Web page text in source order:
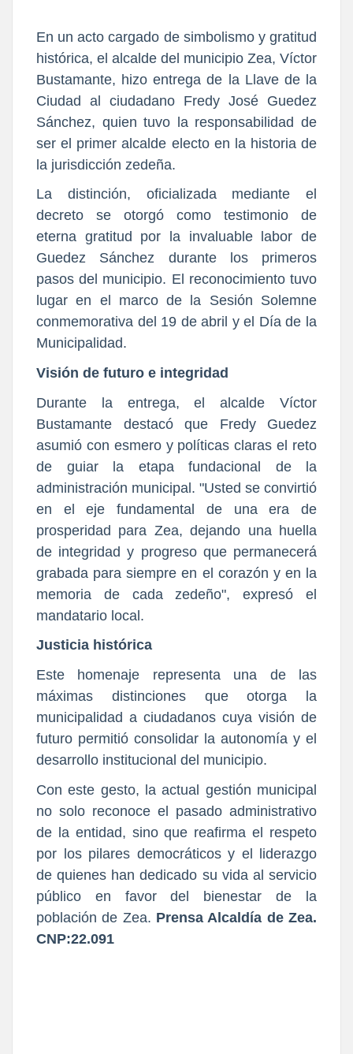
En un acto cargado de simbolismo y gratitud
histórica, el alcalde del municipio Zea, Víctor
Bustamante, hizo entrega de la Llave de la
Ciudad al ciudadano Fredy José Guedez
Sánchez, quien tuvo la responsabilidad de
ser el primer alcalde electo en la historia de
la jurisdicción zedeña.
La distinción, oficializada mediante el
decreto se otorgó como testimonio de
eterna gratitud por la invaluable labor de
Guedez Sánchez durante los primeros
pasos del municipio. El reconocimiento tuvo
lugar en el marco de la Sesión Solemne
conmemorativa del 19 de abril y el Día de la
Municipalidad.
Visión de futuro e integridad
Durante la entrega, el alcalde Víctor
Bustamante destacó que Fredy Guedez
asumió con esmero y políticas claras el reto
de guiar la etapa fundacional de la
administración municipal. "Usted se convirtió
en el eje fundamental de una era de
prosperidad para Zea, dejando una huella
de integridad y progreso que permanecerá
grabada para siempre en el corazón y en la
memoria de cada zedeño", expresó el
mandatario local.
Justicia histórica
Este homenaje representa una de las
máximas distinciones que otorga la
municipalidad a ciudadanos cuya visión de
futuro permitió consolidar la autonomía y el
desarrollo institucional del municipio.
Con este gesto, la actual gestión municipal
no solo reconoce el pasado administrativo
de la entidad, sino que reafirma el respeto
por los pilares democráticos y el liderazgo
de quienes han dedicado su vida al servicio
público en favor del bienestar de la
población de Zea. Prensa Alcaldía de Zea.
CNP:22.091